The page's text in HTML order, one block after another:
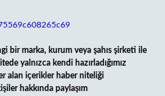
bir marka, kurum veya şahıs şirketi ile
yalnızca kendi hazırladığımız
alan içerikler haber niteliği
hakkında paylaşım